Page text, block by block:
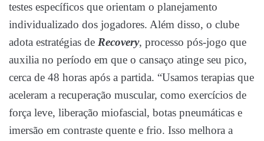
testes específicos que orientam o planejamento
individualizado dos jogadores. Além disso, o clube
adota estratégias de Recovery, processo pós-jogo que
auxilia no período em que o cansaço atinge seu pico,
cerca de 48 horas após a partida. “Usamos terapias que
aceleram a recuperação muscular, como exercícios de
força leve, liberação miofascial, botas pneumáticas e
imersão em contraste quente e frio. Isso melhora a